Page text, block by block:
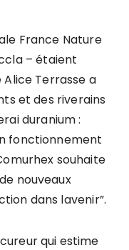
France Nature
– étaient
Terrasse a
et des riverains
duranium :
fonctionnement
souhaite
nouveaux
dans lavenir”.
qui estime